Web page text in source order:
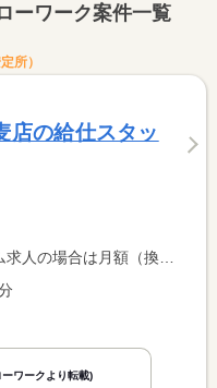
ーワーク案件一覧
所）
店の給仕スタッ
ート求人の場合は時間額を表示しています。
ーワークより転載)